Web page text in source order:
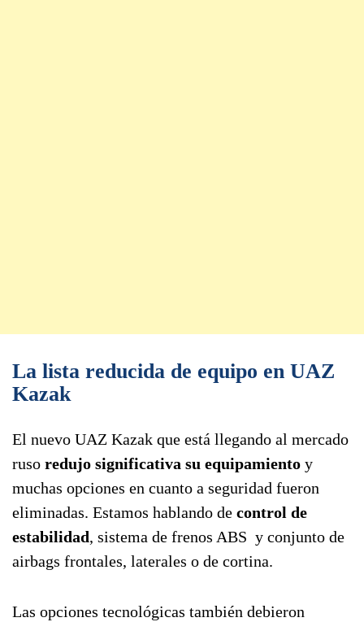
La lista reducida de equipo en UAZ
Kazak
El nuevo UAZ Kazak que está llegando al mercado
ruso redujo significativa su equipamiento y
muchas opciones en cuanto a seguridad fueron
eliminadas. Estamos hablando de control de
estabilidad, sistema de frenos ABS y conjunto de
airbags frontales, laterales o de cortina.
Las opciones tecnológicas también debieron